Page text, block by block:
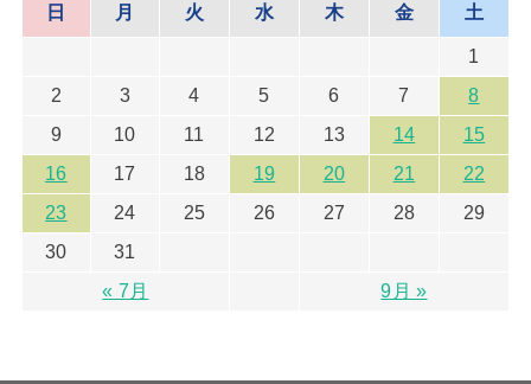
日 月 火 水 木 金 土
1
2
3 4 5 6 7
8
9
10 11 12 13 14
15
16
17 18 19 20 21
22
23
24 25 26 27 28
29
30
31
« 7月
9月 »